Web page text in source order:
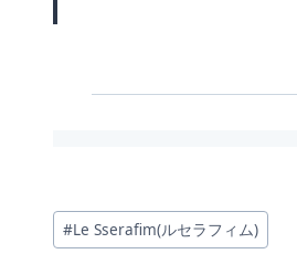
投
稿
#Le Sserafim(ルセラフィム)